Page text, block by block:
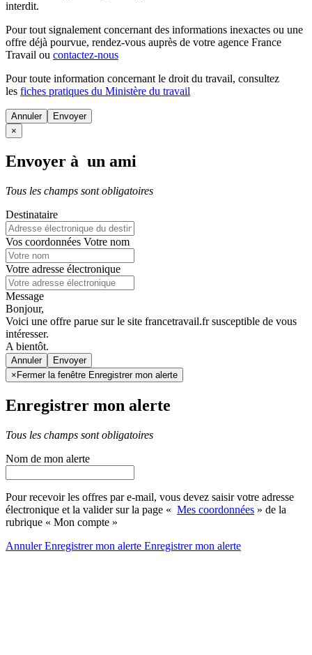
interdit.
Pour tout signalement concernant des informations inexactes ou une
offre déjà pourvue, rendez-vous auprès de votre agence France
Travail ou contactez-nous
Pour toute information concernant le droit du travail, consultez
les fiches pratiques du Ministère du travail
Annuler
×
Envoyer à un ami
Tous les champs sont obligatoires
Destinataire
Vos coordonnées Votre nom
Votre adresse électronique
Message
Bonjour,
Voici une offre parue sur le site francetravail.fr susceptible de vous
intéresser.
A bientôt.
Annuler
× Fermer la fenêtre Enregistrer mon alerte
Enregistrer mon alerte
Tous les champs sont obligatoires
Nom de mon alerte
Pour recevoir les offres par e-mail, vous devez saisir votre adresse
électronique et la valider sur la page « Mes coordonnées » de la
rubrique « Mon compte »
AnnulerEnregistrer mon alerte Enregistrermon alerte